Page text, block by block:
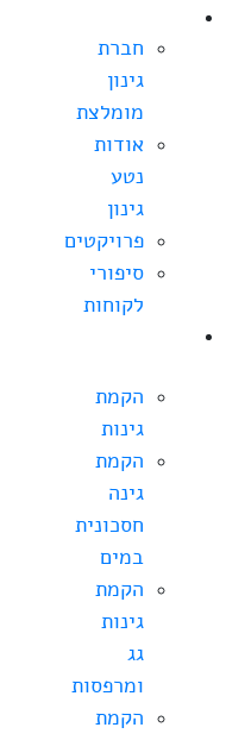
חברת
גינון
מומלצת
אודות
נטע
גינון
פרויקטים
סיפורי
לקוחות
הקמת
גינות
הקמת
גינה
חסכונית
במים
הקמת
גינות
גג
ומרפסות
הקמת